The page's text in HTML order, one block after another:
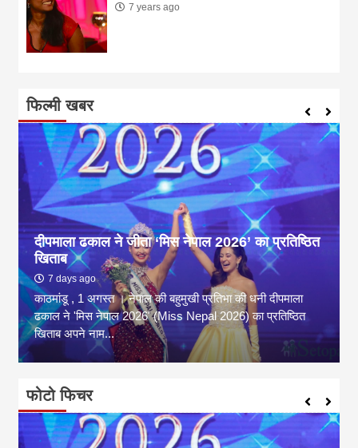
7 years ago
फिल्मी खबर
दीपमाला ढकाल ने जीता ‘मिस नेपाल 2026’ का प्रतिष्ठित
खिताब
7 days ago
काठमांडू , 1 अगस्त । नेपाल की बहुमुखी प्रतिभा की धनी दीपमाला
ढकाल ने 'मिस नेपाल 2026' (Miss Nepal 2026) का प्रतिष्ठित
खिताब अपने नाम...
फोटो फिचर